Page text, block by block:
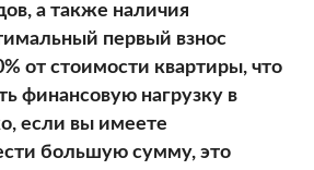
а также наличия
первый взнос
от стоимости квартиры, что
финансовую нагрузку в
если вы имеете
большую сумму, это